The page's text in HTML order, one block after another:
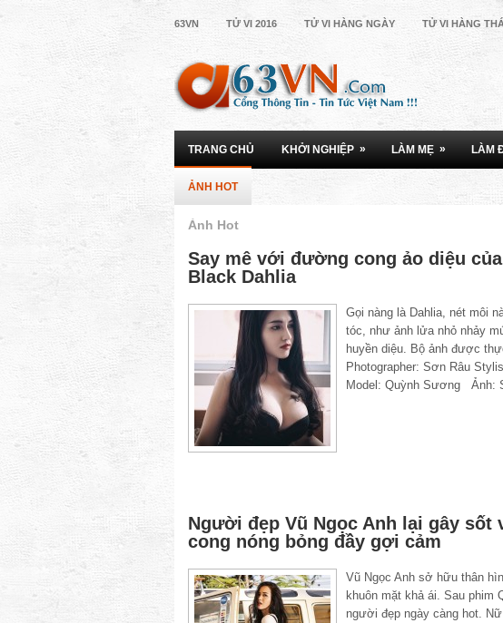
63VN TỬ VI 2016 TỬ VI HÀNG NGÀY TỬ VI HÀNG
TRANG CHỦ KHỞI NGHIỆP » LÀM MẸ » LÀM
ẢNH HOT
Ảnh Hot
Say mê với đường cong ảo diệu
Black Dahlia
Gọi nàng là Dahlia, nét môi
tóc, như ảnh lửa nhỏ nhảy
huyền diệu. Bộ ảnh được
Photographer: Sơn Râu
Model: Quỳnh Sương Ảnh:
Người đẹp Vũ Ngọc Anh lại gây sốt
cong nóng bỏng đầy gợi cảm
Vũ Ngọc Anh sở hữu thân
khuôn mặt khả ái. Sau phim
người đẹp ngày càng hot.